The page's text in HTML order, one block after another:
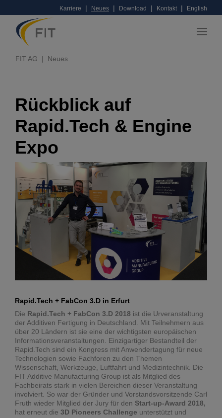
Karriere | Neues | Download | Kontakt | English
FIT AG Neues
Rückblick auf
Rapid.Tech & Engine
Expo
Rapid.Tech + FabCon 3.D in Erfurt
Die Rapid.Tech + FabCon 3.D 2018 ist die Urveranstaltung
der Additiven Fertigung in Deutschland. Mit Teilnehmern aus
über 20 Ländern ist sie eine der wichtigsten europäischen
Informationsveranstaltungen. Einzigartiger Bestandteil der
Rapid.Tech sind ein Kongress mit Anwendertagung für neue
Technologien sowie Fachforen zu den Themen
Wissenschaft, Werkzeuge, Luftfahrt und Medizintechnik. Die
FIT Additive Manufacturing Group ist als Mitglied des
Fachbeirats stark in vielen Bereichen dieser Veranstaltung
involviert. So war der Gründer und Vorstandsvorsitzende Carl
Fruth wieder Mitglied der Jury für den Start-up-Award 2018,
hat erneut die 3D Pioneers Challenge unterstützt und